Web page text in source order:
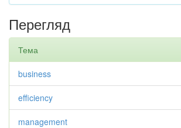
Перегляд
Тема
business
efficiency
management